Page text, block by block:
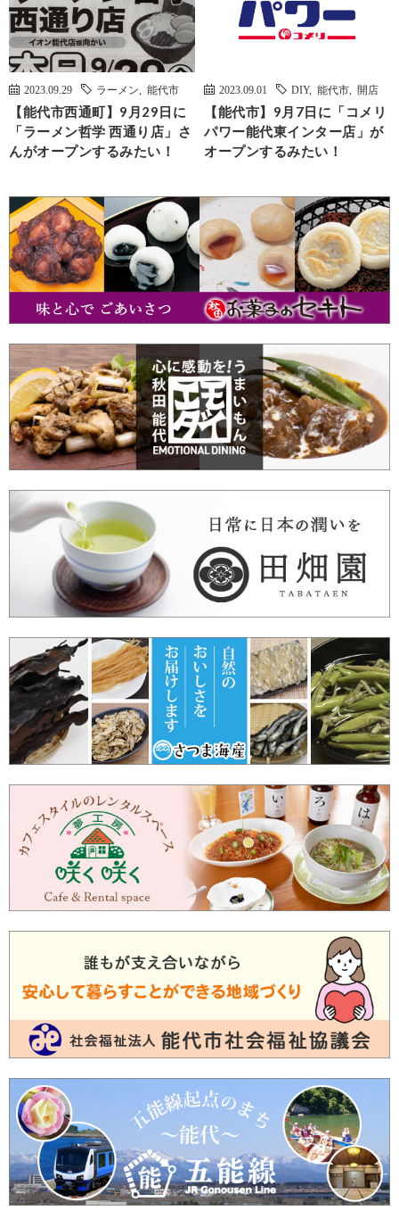
2023.09.29 ラーメン 能代市
【能代市西通町】9月29日に
「ラーメン哲学 西通り店」さ
んがオープンするみたい！
2023.09.01 DIY, 能代市 開店
【能代市】9月7日に「コメリ
パワー能代東インター店」が
オープンするみたい！